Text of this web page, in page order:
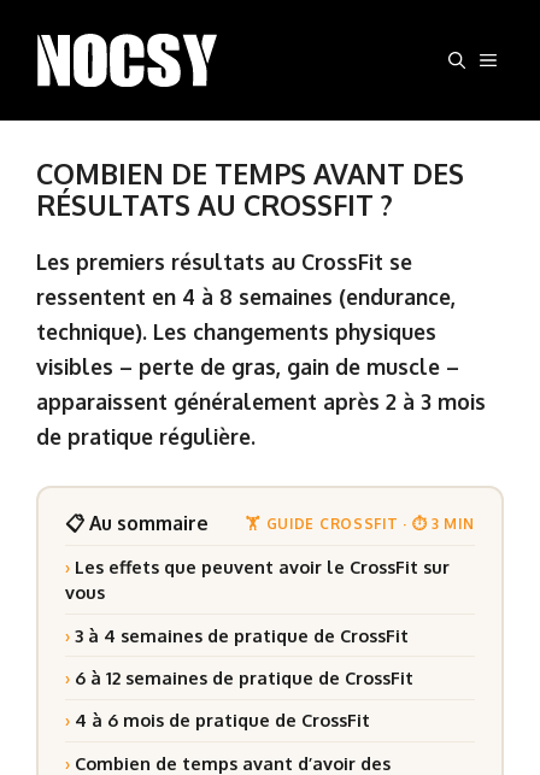
contenu
COMBIEN DE TEMPS AVANT DES
RÉSULTATS AU CROSSFIT ?
Les premiers résultats au CrossFit se
ressentent en 4 à 8 semaines (endurance,
technique). Les changements physiques
visibles – perte de gras, gain de muscle –
apparaissent généralement après 2 à 3 mois
de pratique régulière.
📋 Au sommaire 🏋️ GUIDE CROSSFIT · ⏱️ 3 MIN
› Les effets que peuvent avoir le CrossFit sur
vous
› 3 à 4 semaines de pratique de CrossFit
› 6 à 12 semaines de pratique de CrossFit
› 4 à 6 mois de pratique de CrossFit
› Combien de temps avant d’avoir des